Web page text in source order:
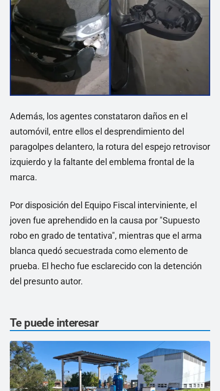
Además, los agentes constataron daños en el
automóvil, entre ellos el desprendimiento del
paragolpes delantero, la rotura del espejo retrovisor
izquierdo y la faltante del emblema frontal de la
marca.
Por disposición del Equipo Fiscal interviniente, el
joven fue aprehendido en la causa por "Supuesto
robo en grado de tentativa", mientras que el arma
blanca quedó secuestrada como elemento de
prueba. El hecho fue esclarecido con la detención
del presunto autor.
Te puede interesar